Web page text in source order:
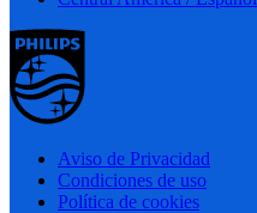
Aviso de Privacidad
Condiciones de uso
Política de cookies